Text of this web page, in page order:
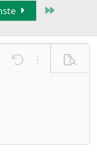
Einstellungen…
Rückgängig
Weitere